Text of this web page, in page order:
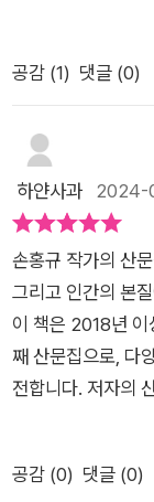
자에 앉아 노을을
런 느낌이다. 이 책
도 계속 그런 생각
하고 소설 같기도
호하기도 했다. 다
부분도 있었다. 책
행에 대해 생각해
라는 조금은 낯선
또 우리의 아픈 현
가깝게는 세월호
만... 그리고 이 책
단어가 나에게 가
공감 (1) 댓글 (0)
하얀사과 2024-
손홍규 작가의 산
그리고 인간의 본
이 책은 2018년 이
째 산문집으로, 다
전합니다. 저자의
규 작가는 이 산문
인지에 대한 끊임
공감 (0) 댓글 (0)